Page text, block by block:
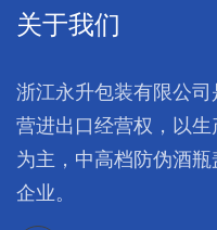
关于我们
浙江永升包装有限公司
营进出口经营权，以
为主，中高档防伪酒
企业。